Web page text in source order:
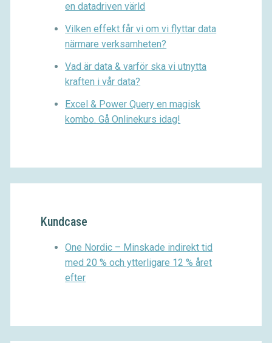
en datadriven värld
Vilken effekt får vi om vi flyttar data
närmare verksamheten?
Vad är data & varför ska vi utnytta
kraften i vår data?
Excel & Power Query en magisk
kombo. Gå Onlinekurs idag!
Kundcase
One Nordic – Minskade indirekt tid
med 20 % och ytterligare 12 % året
efter